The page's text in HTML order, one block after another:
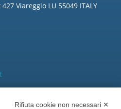
Viareggio LU 55049 ITALY
Rifiuta cookie non necessari ✕